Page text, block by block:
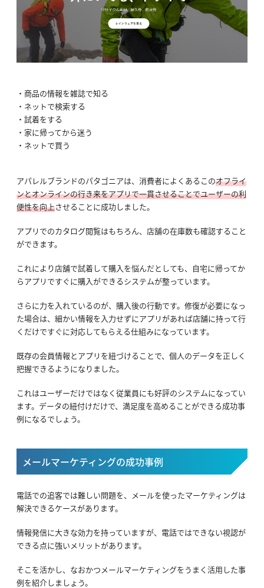
商品の情報を雑誌で知る
ネットで検索する
試着をする
家に帰ってから迷う
ネットで買う
アパレルブランドのパタゴニアは、消費者によくあるこのオフライ
ンとオンラインの行き来をアプリで一貫させることでユーザーの利
便性を向上させることに成功しました。
アプリでのカタログ閲覧はもちろん、店舗の在庫数も確認すること
ができます。
これにより店舗で試着して購入を悩んだとしても、自宅に帰ってか
らアプリですぐに購入ができるシステムが整っています。
さらに力を入れているのが、購入後の行動です。修復が必要になっ
た場合は、細かい情報を入力せずにアプリがあれば店舗に持って行
くだけですぐに対応してもらえる仕組みになっています。
既存の会員情報とアプリを紐づけることで、個人のデータを正しく
把握できるようになりました。
これはユーザーだけではなく従業員にも好評のシステムになってい
ます。データの紐付けだけで、満足度を高めることができる成功事
例になるでしょう。
メールマーケティングの成功事例
電話での追客では難しい問題を、メールを使ったマーケティングは
解決できるケースがあります。
情報発信に大きな効力を持っていますが、電話ではできない視認が
できる点に強いメリットがあります。
そこを活かし、なおかつメールマーケティングをうまく活用した事
例を紹介しましょう。